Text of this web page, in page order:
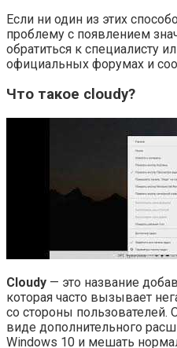
Если ни один из этих
проблему с появлением
обратиться к специалисту
официальных форумах и
Что такое cloudy?
Cloudy — это название
которая часто вызывает
со стороны пользователей.
виде дополнительного
Windows 10 и мешать